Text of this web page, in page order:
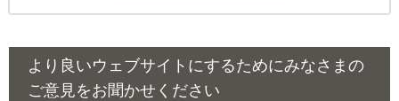
より良いウェブサイトにするためにみなさまの
ご意見をお聞かせください